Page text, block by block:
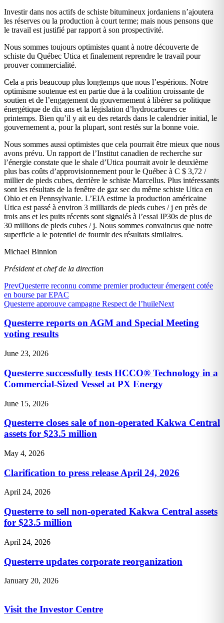
Investir dans nos actifs de schiste bitumineux jordaniens n’ajoutera
les réserves ou la production à court terme; mais nous pensons que
le travail est justifié par rapport à son prospectivité.
Nous sommes toujours optimistes quant à notre découverte de
schiste du Québec Utica et finalement reprendre le travail pour
prouver commercialité.
Cela a pris beaucoup plus longtemps que nous l’espérions. Notre
optimisme soutenue est en partie due à la coalition croissante de
soutien et de l’engagement du gouvernement à libérer sa politique
énergétique de dix ans et la législation d’hydrocarbures ce
printemps. Bien qu’il y ait eu des retards dans le calendrier initial, le
gouvernement a, pour la plupart, sont restés sur la bonne voie.
Nous sommes aussi optimistes que cela pourrait être mieux que nous
avons prévu. Un rapport de l’Institut canadien de recherche sur
l’énergie constate que le shale d’Utica pourrait avoir le deuxième
plus bas coûts d’approvisionnement pour le Québec à C $ 3,72 /
millier de pieds cubes, derrière le schiste Marcellus. Plus intéressants
sont les résultats de la fenêtre de gaz sec du même schiste Utica en
Ohio et en Pennsylvanie. L’EIA estime la production américaine
Utica est passé à environ 3 milliards de pieds cubes / j en près de
trois ans et les puits récents sont signalés à l’essai IP30s de plus de
30 millions de pieds cubes / j. Nous sommes convaincus que notre
superficie a le potentiel de fournir des résultats similaires.
Michael Binnion
Président et chef de la direction
PrevQuesterre reconnu comme premier producteur émergent cotée
en bourse par EPAC
Questerre approuve campagne Respect de l’huileNext
Questerre reports on AGM and Special Meeting
voting results
June 23, 2026
Questerre successfully tests HCCO® Technology in a
Commercial-Sized Vessel at PX Energy
June 15, 2026
Questerre closes sale of non-operated Kakwa Central
assets for $23.5 million
May 4, 2026
Clarification to press release April 24, 2026
April 24, 2026
Questerre to sell non-operated Kakwa Central assets
for $23.5 million
April 24, 2026
Questerre updates corporate reorganization
January 20, 2026
Visit the Investor Centre